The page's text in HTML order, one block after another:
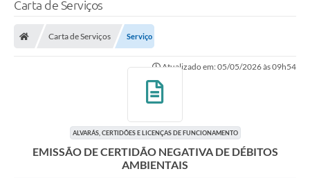
Carta de Serviços
Carta de Serviços Serviço
Atualizado em: 05/05/2026 às 09h54
ALVARÁS, CERTIDÕES E LICENÇAS DE FUNCIONAMENTO
EMISSÃO DE CERTIDÃO NEGATIVA DE DÉBITOS
AMBIENTAIS